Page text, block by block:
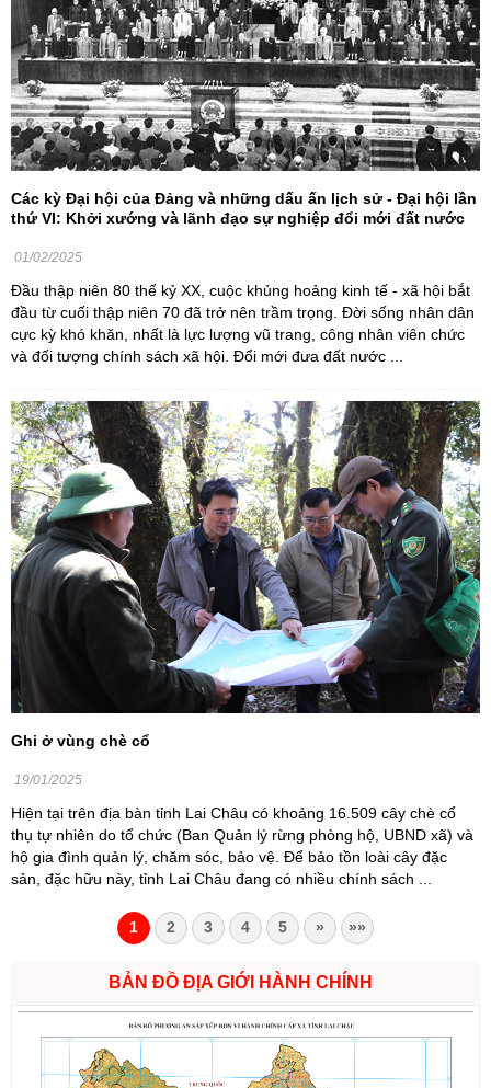
Các kỳ Đại hội của Đảng và những dấu ấn lịch sử - Đại hội lần
thứ VI: Khởi xướng và lãnh đạo sự nghiệp đổi mới đất nước
01/02/2025
Đầu thập niên 80 thế kỷ XX, cuộc khủng hoảng kinh tế - xã hội bắt
đầu từ cuối thập niên 70 đã trở nên trầm trọng. Đời sống nhân dân
cực kỳ khó khăn, nhất là lực lượng vũ trang, công nhân viên chức
và đối tượng chính sách xã hội. Đổi mới đưa đất nước ...
Ghi ở vùng chè cổ
19/01/2025
Hiện tại trên địa bàn tỉnh Lai Châu có khoảng 16.509 cây chè cổ
thụ tự nhiên do tổ chức (Ban Quản lý rừng phòng hộ, UBND xã) và
hộ gia đình quản lý, chăm sóc, bảo vệ. Để bảo tồn loài cây đặc
sản, đặc hữu này, tỉnh Lai Châu đang có nhiều chính sách ...
1 2 3 4 5 » »»
BẢN ĐỒ ĐỊA GIỚI HÀNH CHÍNH